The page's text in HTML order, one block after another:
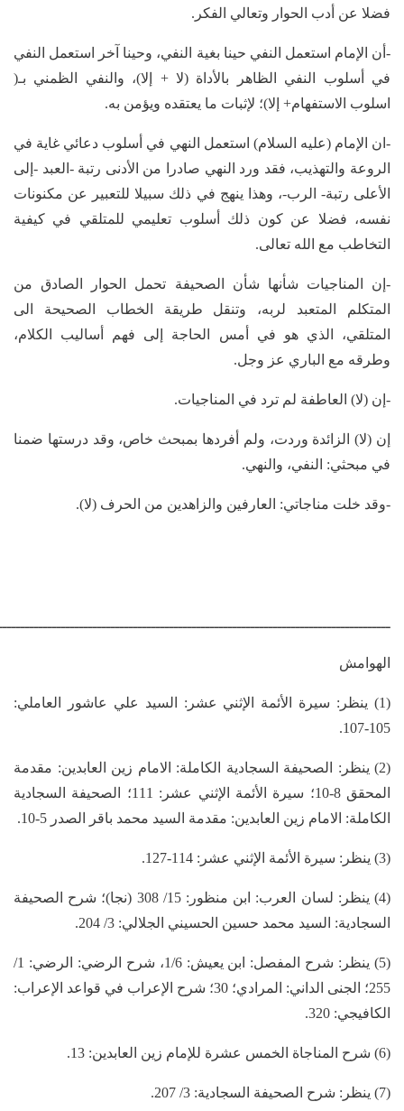
فضلا عن أدب الحوار وتعالي الفكر.
-أن الإمام استعمل النفي حينا بغية النفي، وحينا آخر استعمل النفي
في أسلوب النفي الظاهر بالأداة (لا + إلا)، والنفي الظمني بـ(
اسلوب الاستفهام+ إلا)؛ لإثبات ما يعتقده ويؤمن به.
-ان الإمام (عليه السلام) استعمل النهي في أسلوب دعائي غاية في
الروعة والتهذيب، فقد ورد النهي صادرا من الأدنى رتبة -العبد -إلى
الأعلى رتبة- الرب-، وهذا ينهج في ذلك سبيلا للتعبير عن مكنونات
نفسه، فضلا عن كون ذلك أسلوب تعليمي للمتلقي في كيفية
التخاطب مع الله تعالى.
-إن المناجيات شأنها شأن الصحيفة تحمل الحوار الصادق من
المتكلم المتعبد لربه، وتنقل طريقة الخطاب الصحيحة الى
المتلقي، الذي هو في أمس الحاجة إلى فهم أساليب الكلام،
وطرقه مع الباري عز وجل.
-إن (لا) العاطفة لم ترد في المناجيات.
إن (لا) الزائدة وردت، ولم أفردها بمبحث خاص، وقد درستها ضمنا
في مبحثي: النفي، والنهي.
-وقد خلت مناجاتي: العارفين والزاهدين من الحرف (لا).
الهوامش
(1) ينظر: سيرة الأئمة الإثني عشر: السيد علي عاشور العاملي:
105-107.
(2) ينظر: الصحيفة السجادية الكاملة: الامام زين العابدين: مقدمة
المحقق 8-10؛ سيرة الأئمة الإثني عشر: 111؛ الصحيفة السجادية
الكاملة: الامام زين العابدين: مقدمة السيد محمد باقر الصدر 5-10.
(3) ينظر: سيرة الأئمة الإثني عشر: 114-127.
(4) ينظر: لسان العرب: ابن منظور: 15/ 308 (نجا)؛ شرح الصحيفة
السجادية: السيد محمد حسين الحسيني الجلالي: 3/ 204.
(5) ينظر: شرح المفصل: ابن يعيش: 1/6، شرح الرضي: الرضي: 1/
255؛ الجنى الداني: المرادي؛ 30؛ شرح الإعراب في قواعد الإعراب:
الكافيجي: 320.
(6) شرح المناجاة الخمس عشرة للإمام زين العابدين: 13.
(7) ينظر: شرح الصحيفة السجادية: 3/ 207.